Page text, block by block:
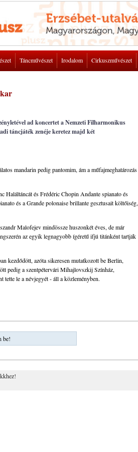
Táncművészet Irodalom Cirkuszművészet
ad koncertet a Nemzeti Filharmonikus
táncjáték zenéje keretez majd két
mandarin pedig pantomim, ám a műfajmeghatározás
Haláltáncát és Frédéric Chopin Andante spianato és
és a Grande polonaise brillante gesztusait költőiség,
Malofejev mindössze huszonkét éves, de már
az egyik legnagyobb ígéretű ifjú titánként tartják
kezdődött, azóta sikeresen mutatkozott be Berlin,
pedig a szentpétervári Mihajlovszkij Színház,
tette le a névjegyét - áll a közleményben.
be!